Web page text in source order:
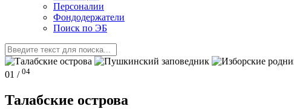
Персоналии
Фондодержатели
Поиск по ЭБ
01 / 04
Талабские острова